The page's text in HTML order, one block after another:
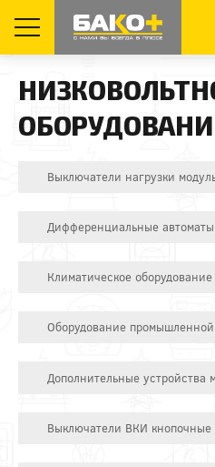
Выключатели нагрузки
Дифференциальные автоматы
Климатическое оборудование
Оборудование
Дополнительные устройства
Выключатели ВКИ кнопочные